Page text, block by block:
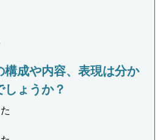
構成や内容、表現は分か
しょうか？